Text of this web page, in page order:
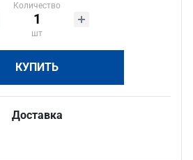
Количество
шт
КУПИТЬ
Доставка